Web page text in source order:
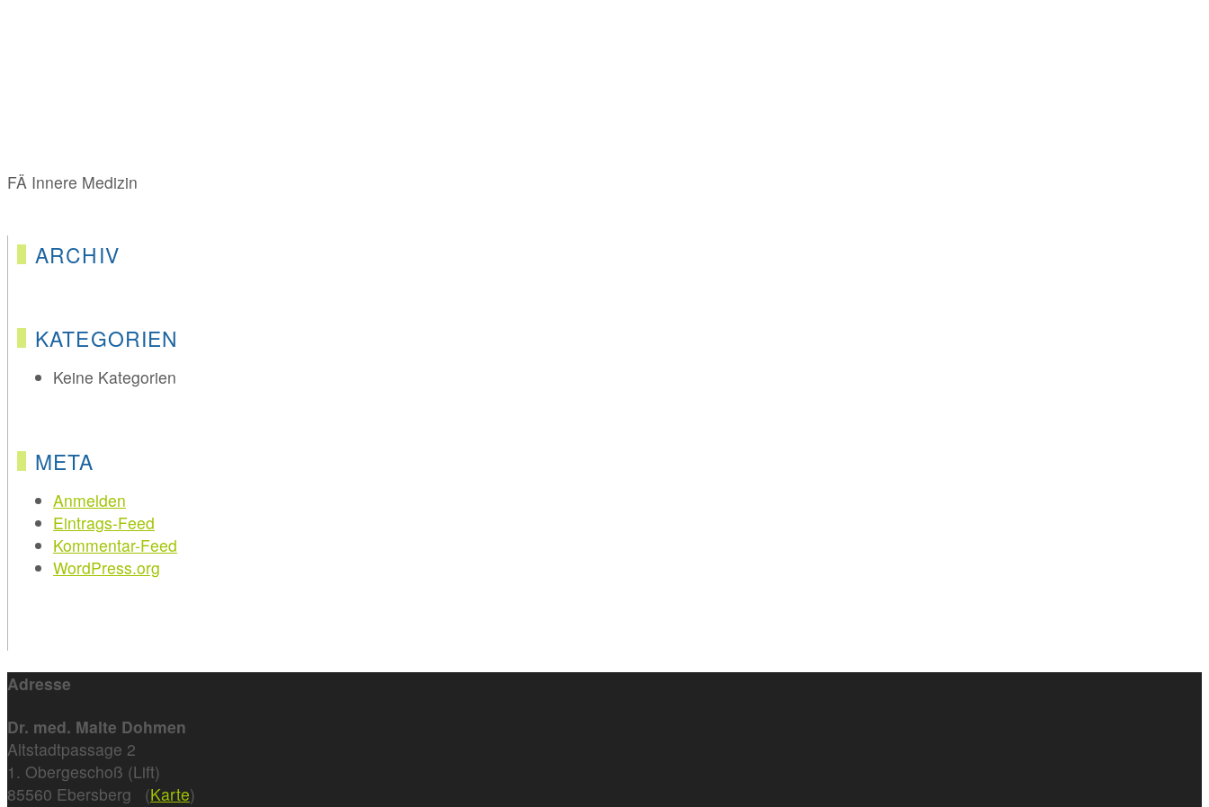
FÄ Innere Medizin
ARCHIV
KATEGORIEN
Keine Kategorien
META
Anmelden
Eintrags-Feed
Kommentar-Feed
WordPress.org
Adresse
Dr. med. Malte Dohmen
Altstadtpassage 2
1. Obergeschoß (Lift)
85560 Ebersberg (Karte)